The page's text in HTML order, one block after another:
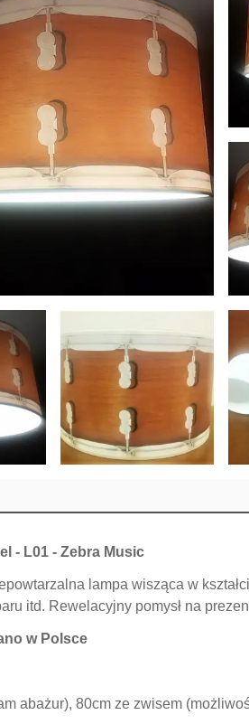
- L01 - Zebra Music
lampa wisząca w
itd. Rewelacyjny pomysł na
w Polsce
abażur), 80cm ze zwisem